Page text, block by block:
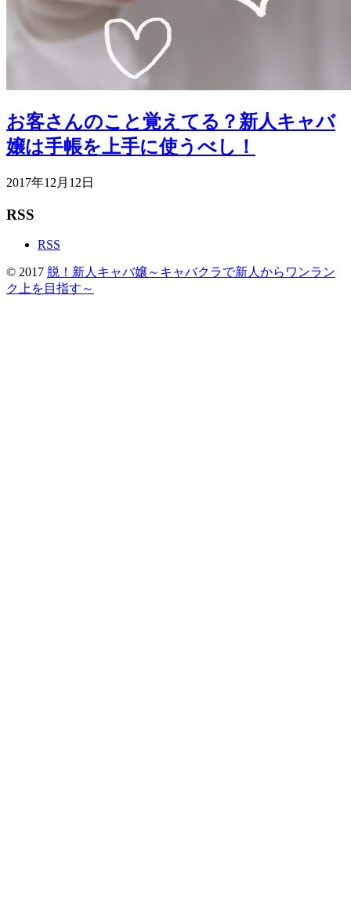
お客さんのこと覚えてる？新人キャバ
嬢は手帳を上手に使うべし！
2017年12月12日
RSS
RSS
© 2017 脱！新人キャバ嬢～キャバクラで新人からワンラン
ク上を目指す～